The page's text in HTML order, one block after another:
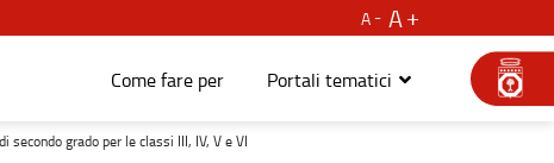
A
A
Come fare per Portali tematici
per le classi III, IV, V e VI - Lavoro, istruzione e formazione
grado per le classi III, IV, V e VI